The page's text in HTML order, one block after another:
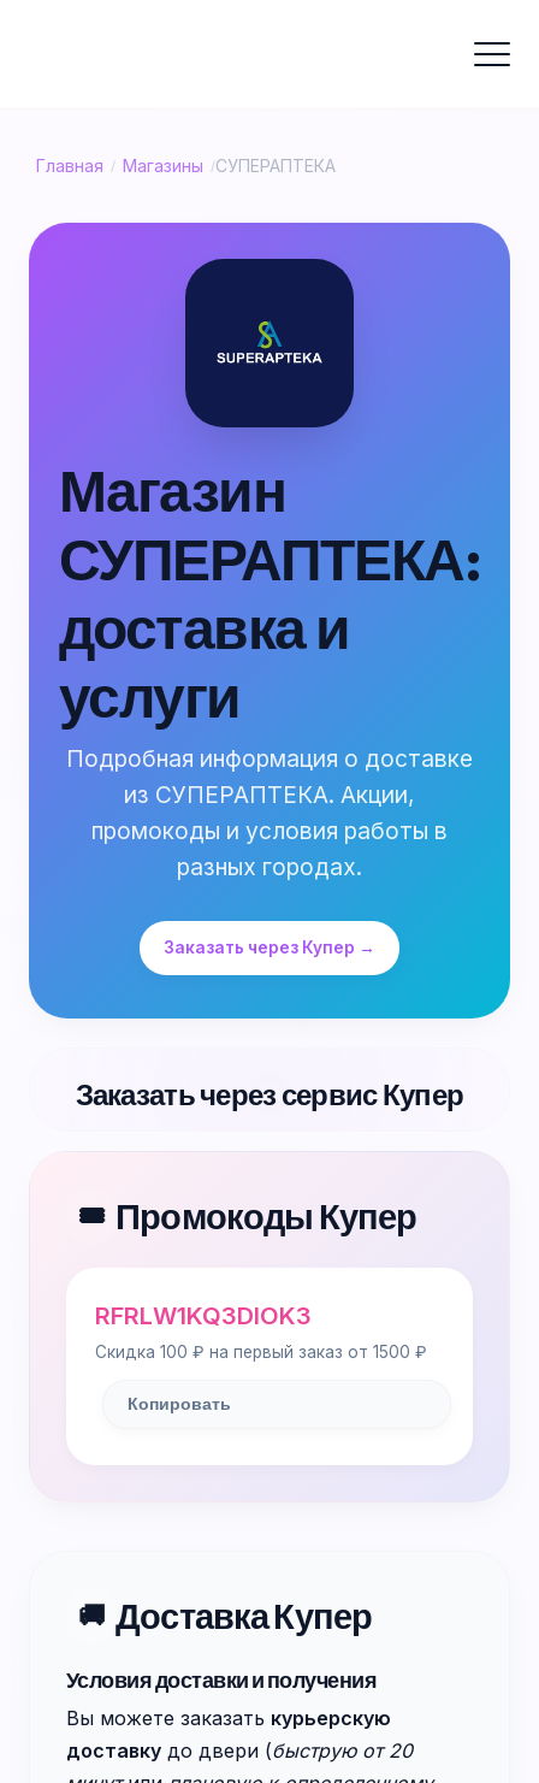
Главная / Магазины /СУПЕРАПТЕКА
Магазин
СУПЕРАПТЕКА:
доставка и
услуги
Подробная информация о доставке
из СУПЕРАПТЕКА. Акции,
промокоды и условия работы в
разных городах.
Заказать через Купер →
Заказать через сервис Купер
🎟️ Промокоды Купер
RFRLW1KQ3DIOK3
Скидка 100 ₽ на первый заказ от 1500 ₽
Копировать
🚚 Доставка Купер
Условия доставки и получения
Вы можете заказать курьерскую
доставку до двери (быструю от 20